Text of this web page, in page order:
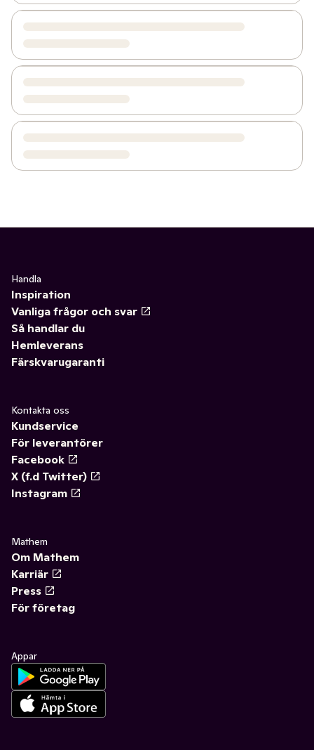
Handla
Inspiration
Vanliga frågor och svar
Så handlar du
Hemleverans
Färskvarugaranti
Kontakta oss
Kundservice
För leverantörer
Facebook
X (f.d Twitter)
Instagram
Mathem
Om Mathem
Karriär
Press
För företag
Appar